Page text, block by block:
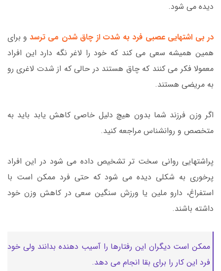
دیده می شود.
در بی اشتهایی عصبی فرد به شدت از چاق شدن می ترسد و برای
همین همیشه سعی می کند که خود را لاغر نگه دارد این افراد
معمولا فکر می کنند که چاق هستند در حالی که از شدت لاغری رو
به مریضی هستند.
اگر وزن فرزند شما بدون هیچ دلیل خاصی کاهش یابد باید به
متخصص و روانشناس مراجعه کنید.
پراشتهایی روانی سخت تر تشخیص داده می شود در این افراد
پرخوری به شکلی دیده می شود که حتی فرد ممکن است با
استفراغ، دارو ملین یا ورزش سنگین سعی در کاهش وزن خود
داشته باشند.
ممکن است دیگران این رفتارها را آسیب دهنده بدانند ولی خود
فرد این کار را برای بقا انجام می دهد.